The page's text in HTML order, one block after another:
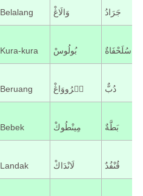
Belalang
Kura-kura بُولُوسْ
Beruang
Bebek بَطَّةٌ
Landak